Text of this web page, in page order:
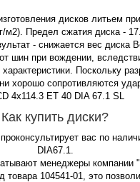
дисков литьем
Предел сжатия диска -
- снижается вес
шин при вождении,
Поскольку
хорошо сопротивляются
4x114.3 ET 40 DIA 67.1 SL
Как купить диски?
вас по
DIA67.1.
менеджеры компании
товара 104541-01, это